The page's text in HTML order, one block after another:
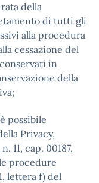
della
di tutti gli
alla procedura
cessazione del
in
della
possibile
Privacy,
11, cap. 00187,
procedure
lettera f) del